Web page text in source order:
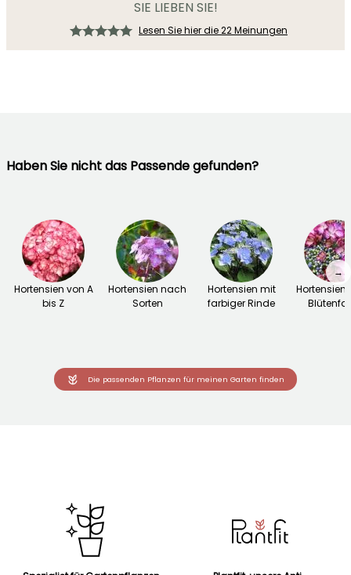
SIE LIEBEN SIE!
Lesen Sie hier die 22 Meinungen
Haben Sie nicht das Passende gefunden?
Hortensien von A
bis Z
Hortensien nach
Sorten
Hortensien mit
farbiger Rinde
Hortensien
→
Die passenden Pflanzen für meinen Garten finden